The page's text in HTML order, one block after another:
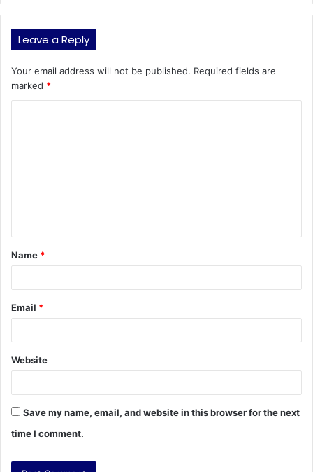
Leave a Reply
Your email address will not be published. Required fields are
marked *
t
*
Name *
Email *
Website
Save my name, email, and website in this browser for the next
time I comment.